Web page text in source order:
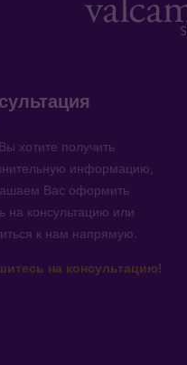
хотите получить
информацию,
Вас оформить
на консультацию или
к нам напрямую.
на консультацию!